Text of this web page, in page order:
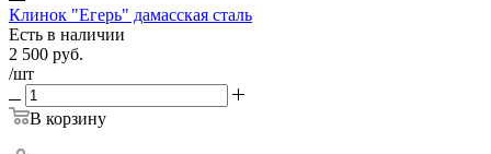
Клинок "Егерь" дамасская сталь
Есть в наличии
2 500 руб.
/шт
В корзину